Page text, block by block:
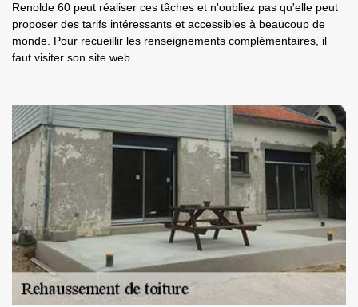
Renolde 60 peut réaliser ces tâches et n'oubliez pas qu'elle peut
proposer des tarifs intéressants et accessibles à beaucoup de
monde. Pour recueillir les renseignements complémentaires, il
faut visiter son site web.